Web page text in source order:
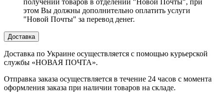
получении товаров в отделении "Новой Почты", при
этом Вы должны дополнительно оплатить услуги
"Новой Почты" за перевод денег.
Доставка
Доставка по Украине осуществляется с помощью курьерской
службы «НОВАЯ ПОЧТА».
Отправка заказа осуществляется в течение 24 часов с момента
оформления заказа при наличии товаров на складе.